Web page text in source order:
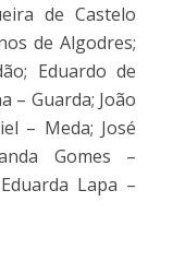
de Castelo
de Algodres;
Eduardo de
– Guarda; João
– Meda; José
Gomes –
Lapa –